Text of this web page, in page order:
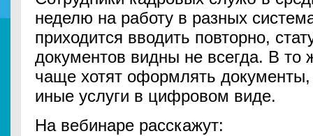
неделю на работу в разных
приходится вводить повторно,
документов видны не всегда. В то
чаще хотят оформлять документы,
иные услуги в цифровом виде.
На вебинаре расскажут: